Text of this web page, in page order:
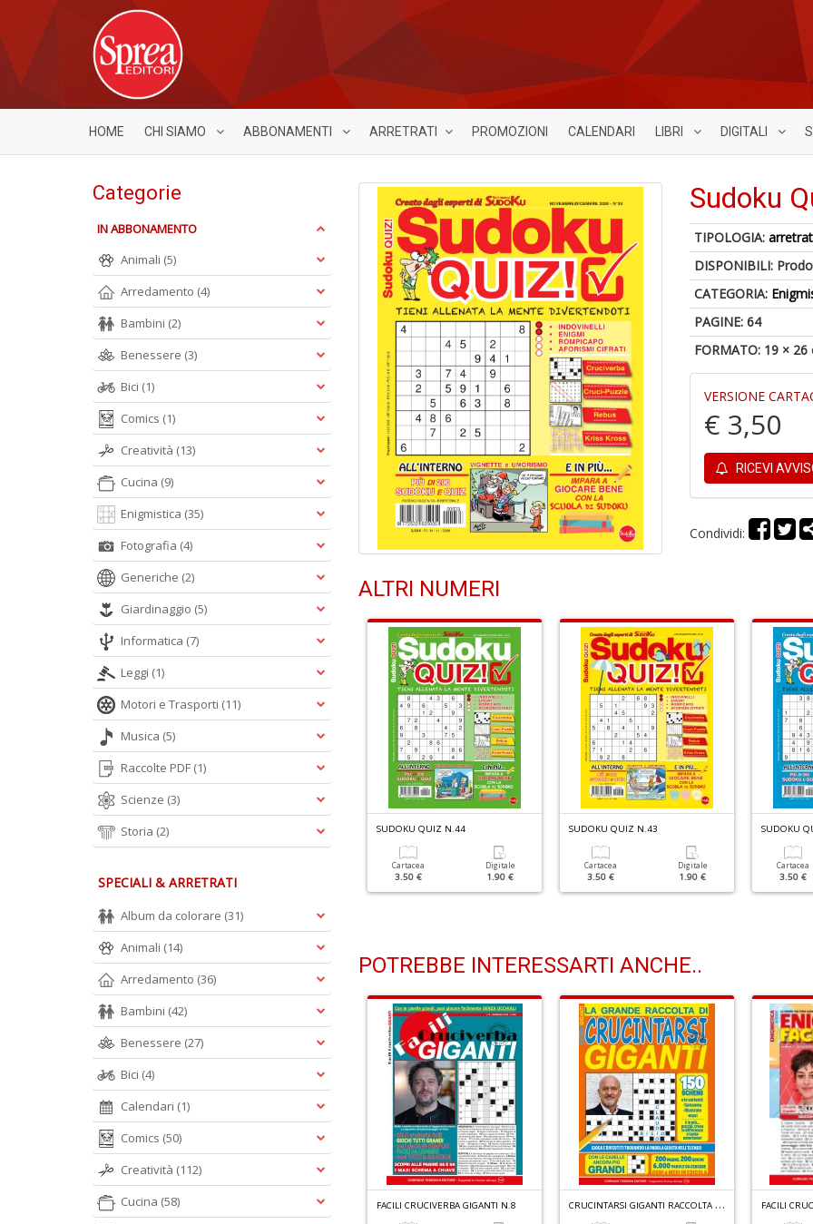
HOME CHI SIAMO ABBONAMENTI ARRETRATI PROMOZIONI CALENDARI LIBRI DIGITALI
Sudoku
TIPOLOGIA:
DISPONIBILI:
CATEGORIA:
PAGINE: 64
FORMATO: 19 × 26
VERSIONE
€ 3,50
RICEVI
Condividi:
ALTRI NUMERI
1.90 € 3.50 €
SUDOKU QUIZ N.44
Cartacea
3.50 €
Digitale
1.90 €
SUDOKU QUIZ N.43
Cartacea
3.50 €
Digitale
1.90 €
SUDOKU
Cartacea
3.50 €
POTREBBE INTERESSARTI ANCHE..
CRUCIVERBA SPECIALE N.5 FACILI CRUCIVERBA GIGANTI N.8 C
RUCINTARSI GIGANTI RACCOLTA N.3 FACILI
Categorie
IN ABBONAMENTO
Animali (5)
Arredamento (4)
Bambini (2)
Benessere (3)
Bici (1)
Comics (1)
Creatività (13)
Cucina (9)
Enigmistica (35)
Fotografia (4)
Generiche (2)
Giardinaggio (5)
Informatica (7)
Leggi (1)
Motori e Trasporti (11)
Musica (5)
Raccolte PDF (1)
Scienze (3)
Storia (2)
SPECIALI & ARRETRATI
Album da colorare (31)
Animali (14)
Arredamento (36)
Bambini (42)
Benessere (27)
Bici (4)
Calendari (1)
Comics (50)
Creatività (112)
Cucina (58)